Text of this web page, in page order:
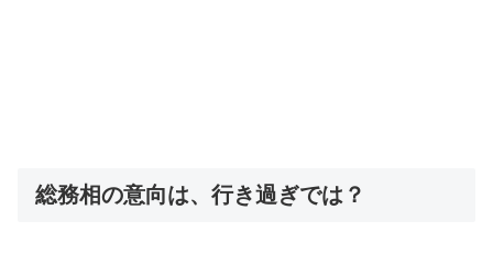
総務相の意向は、行き過ぎでは？